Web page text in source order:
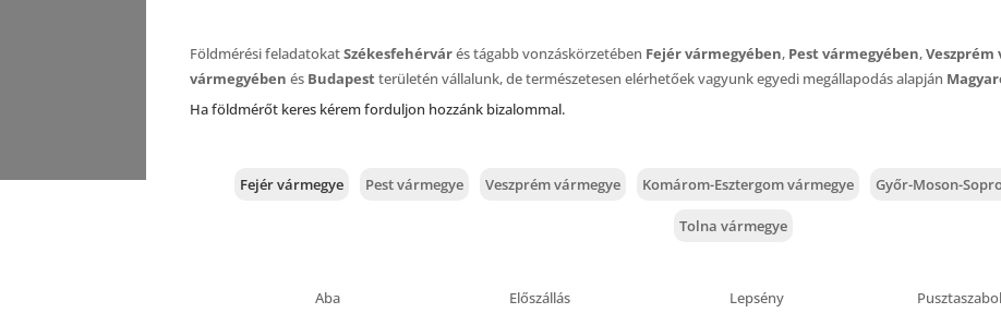
Földmérési feladatokatSzékesfehérvárés tágabb vonzáskörzetében Fejér vármegyében, Pest vármegyében,Veszprém
vármegyébenés Budapestterületén vállalunk, de természetesen elérhetőek vagyunk egyedi megállapodás alapján
Ha földmérőt keres kérem forduljon hozzánk bizalommal.
Fejér vármegye Pest vármegye Veszprém vármegye Komárom-Esztergom vármegye Győr-Moson-
Tolna vármegye
Aba Előszállás Lepsény